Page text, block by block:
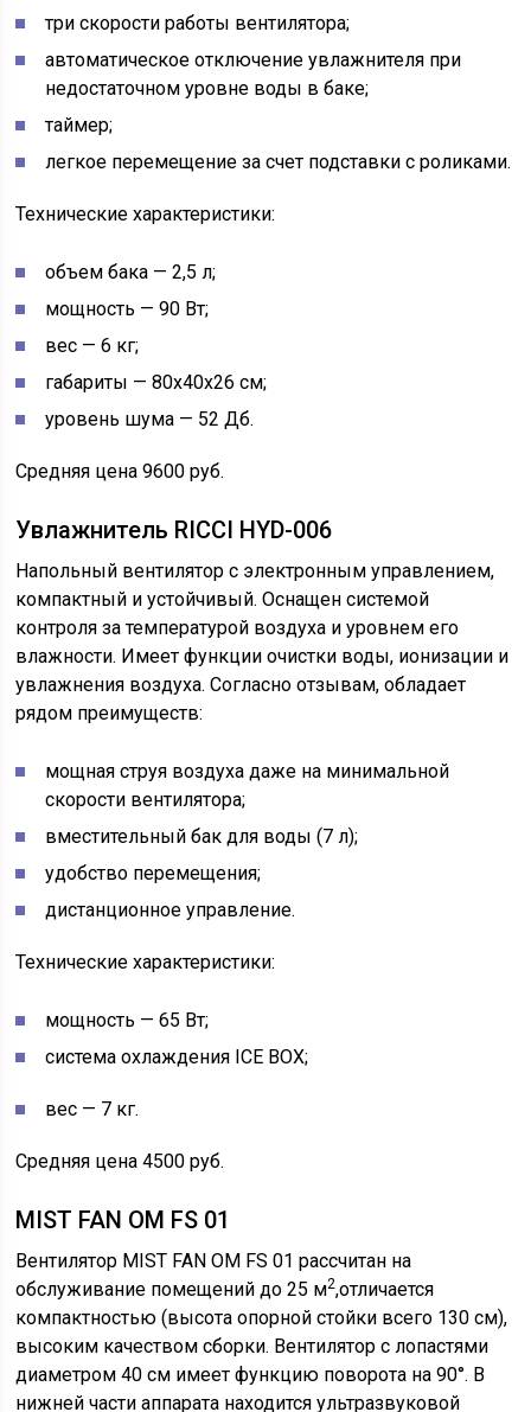
три скорости работы вентилятора;
автоматическое отключение увлажнителя при
недостаточном уровне воды в баке;
таймер;
легкое перемещение за счет подставки с роликами.
Технические характеристики:
объем бака — 2,5 л;
мощность — 90 Вт;
вес — 6 кг;
габариты — 80х40х26 см;
уровень шума — 52 Дб.
Средняя цена 9600 руб.
Увлажнитель RICCI HYD-006
Напольный вентилятор с электронным управлением,
компактный и устойчивый. Оснащен системой
контроля за температурой воздуха и уровнем его
влажности. Имеет функции очистки воды, ионизации и
увлажнения воздуха. Согласно отзывам, обладает
рядом преимуществ:
мощная струя воздуха даже на минимальной
скорости вентилятора;
вместительный бак для воды (7 л);
удобство перемещения;
дистанционное управление.
Технические характеристики:
мощность — 65 Вт;
система охлаждения ICE BOX;
вес — 7 кг.
Средняя цена 4500 руб.
MIST FAN OM FS 01
Вентилятор MIST FAN OM FS 01 рассчитан на
обслуживание помещений до 25 м2,отличается
компактностью (высота опорной стойки всего 130 см),
высоким качеством сборки. Вентилятор с лопастями
диаметром 40 см имеет функцию поворота на 90°. В
нижней части аппарата находится ультразвуковой